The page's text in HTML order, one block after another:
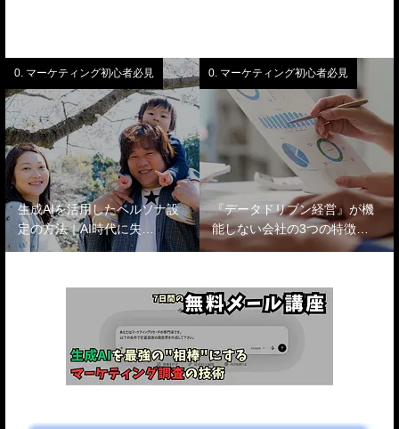
0. マーケティング初心者必見
生成AIを活用したペルソナ設
定の方法｜AI時代に失…
0. マーケティング初心者必見
『データドリブン経営』が機
能しない会社の3つの特徴…